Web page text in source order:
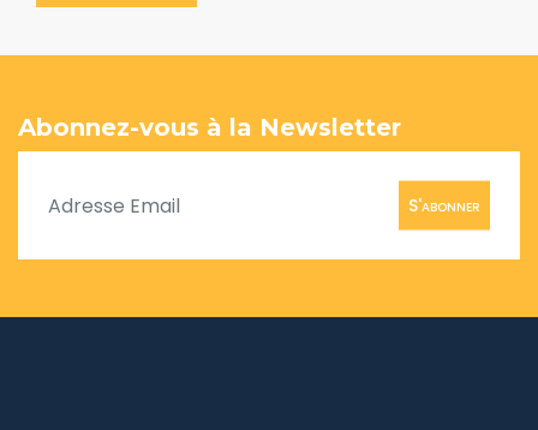
Abonnez-vous à la Newsletter
S'abonner